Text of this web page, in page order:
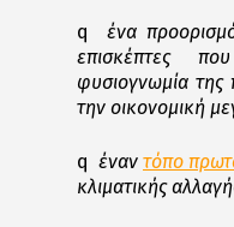
q ένα
επισκέπτες
φυσιογνωμία της
την οικονομική
q έναν τόπο
κλιματικής